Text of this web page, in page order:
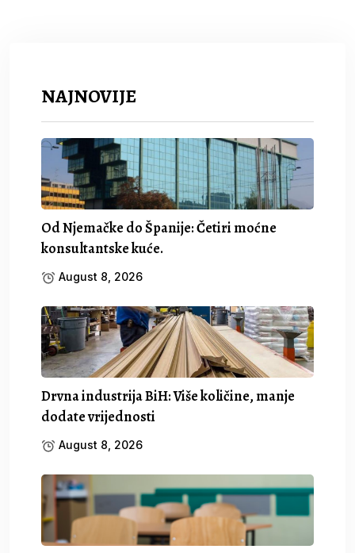
NAJNOVIJE
Od Njemačke do Španije: Četiri moćne
konsultantske kuće.
August 8, 2026
Drvna industrija BiH: Više količine, manje
dodate vrijednosti
August 8, 2026